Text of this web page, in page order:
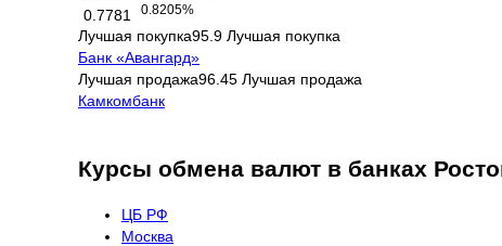
0.7781
0.8205%
Лучшая покупка95.9 Лучшая покупка
Банк «Авангард»
Лучшая продажа96.45 Лучшая продажа
Камкомбанк
Курсы обмена валют в банках
ЦБ РФ
Москва